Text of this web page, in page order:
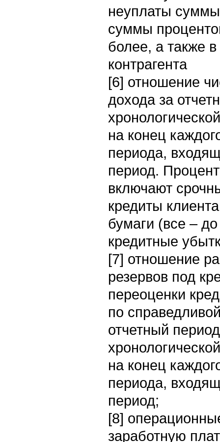
неуплаты
суммы
более, а также
контрагента
[6] отношение
дохода за
на конец
периода,
период.
включают
кредиты
бумаги (все –
кредитные
[7] отношение
резервов под
переоценки
по
отчетный
на конец
периода,
период;
[8]
заработную